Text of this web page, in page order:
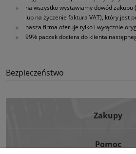
na wszystko wystawiamy dowód zakupu
lub na życzenie faktura VAT), który jest
nasza firma oferuje tylko i wyłącznie
99% paczek dociera do klienta
Bezpieczeństwo
Zakupy
Pomoc